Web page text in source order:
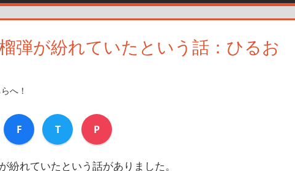
弾が紛れていたという話：ひるお
へ！
F T P
れていたという話がありました。